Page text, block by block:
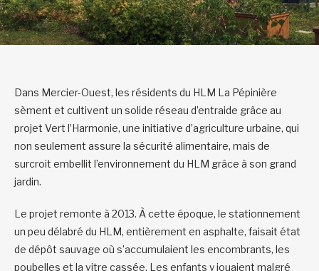
Dans Mercier-Ouest, les résidents du HLM La Pépinière
sèment et cultivent un solide réseau d’entraide grâce au
projet Vert l’Harmonie, une initiative d’agriculture urbaine, qui
non seulement assure la sécurité alimentaire, mais de
surcroit embellit l’environnement du HLM grâce à son grand
jardin.
Le projet remonte à 2013. À cette époque, le stationnement
un peu délabré du HLM, entièrement en asphalte, faisait état
de dépôt sauvage où s’accumulaient les encombrants, les
poubelles et la vitre cassée. Les enfants y jouaient malgré